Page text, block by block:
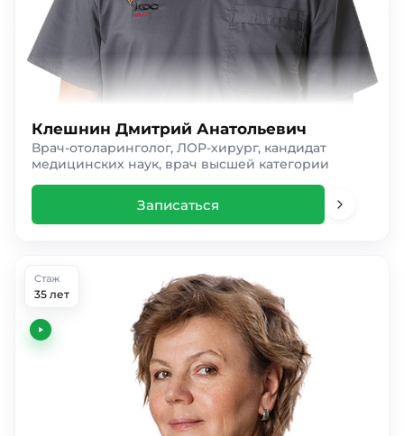
Клешнин Дмитрий Анатольевич
Врач-отоларинголог, ЛОР-хирург, кандидат
медицинских наук, врач высшей категории
Записаться
Стаж
35 лет